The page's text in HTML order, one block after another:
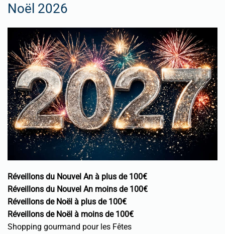
Noël 2026
Réveillons du Nouvel An à plus de 100€
Réveillons du Nouvel An moins de 100€
Réveillons de Noël à plus de 100€
Réveillons de Noël à moins de 100€
Shopping gourmand pour les Fêtes